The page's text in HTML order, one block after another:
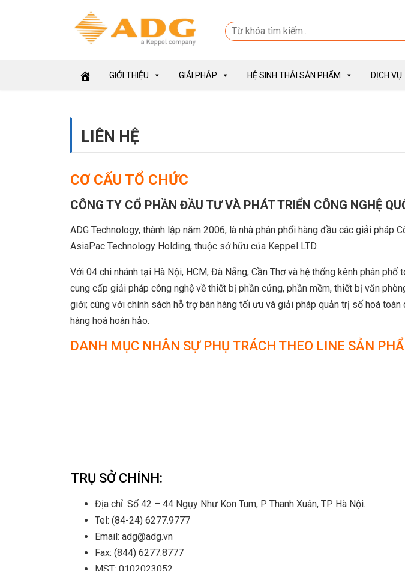
GIỚI THIỆU GIẢI PHÁP HỆ SINH THÁI SẢN PHẨM DỊCH VỤ
LIÊN HỆ
CƠ CẤU TỔ CHỨC
CÔNG TY CỔ PHẦN ĐẦU TƯ VÀ PHÁT TRIỂN CÔNG NGHỆ
ADG Technology, thành lập năm 2006, là nhà phân phối hàng đầu các giải pháp
AsiaPac Technology Holding, thuộc sở hữu của Keppel LTD.
Với 04 chi nhánh tại Hà Nội, HCM, Đà Nẵng, Cần Thơ và hệ thống kênh phân
cung cấp giải pháp công nghệ về thiết bị phần cứng, phần mềm, thiết bị văn
giới; cùng với chính sách hỗ trợ bán hàng tối ưu và giải pháp quản trị số hoá
hàng hoá hoàn hảo.
DANH MỤC NHÂN SỰ PHỤ TRÁCH THEO LINE SẢN
TRỤ SỞ CHÍNH:
Địa chỉ: Số 42 – 44 Ngụy Như Kon Tum, P. Thanh Xuân, TP Hà Nội.
Tel: (84-24) 6277.9777
Email: adg@adg.vn
Fax: (844) 6277.8777